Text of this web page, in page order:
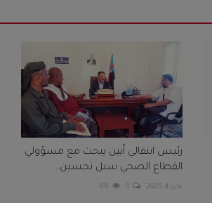
رئيس انتقالي أبين يبحث مع مسؤولي
القطاع الصحي سبل تحسين...
مايو 4, 2025 0
88